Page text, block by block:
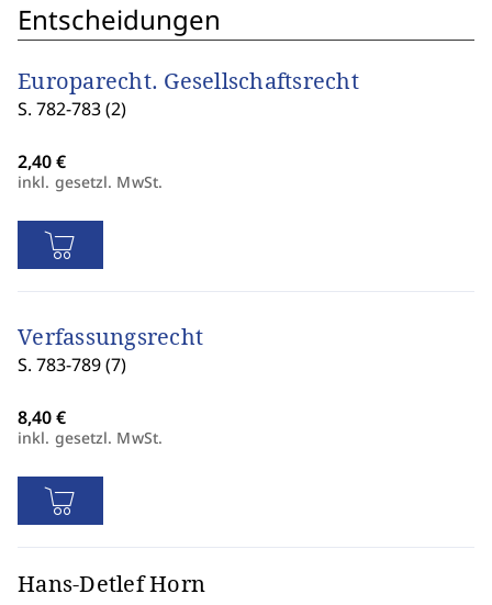
Entscheidungen
Europarecht. Gesellschaftsrecht
S. 782-783 (2)
inkl. gesetzl. MwSt.
Verfassungsrecht
S. 783-789 (7)
inkl. gesetzl. MwSt.
Hans-Detlef Horn